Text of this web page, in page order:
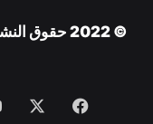
© 2022 حقوق النشر محفوظة لـبوابة وراديو الشباب نيوز
فيسبوك